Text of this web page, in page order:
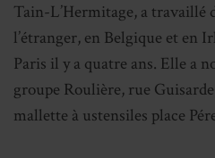
Tain-L’Hermitage, a travaillé
l’étranger, en Belgique et en
Paris il y a quatre ans. Elle a
groupe Roulière, rue
mallette à ustensiles place